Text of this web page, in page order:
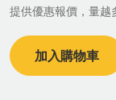
提供優惠報價，量越
加入購物車